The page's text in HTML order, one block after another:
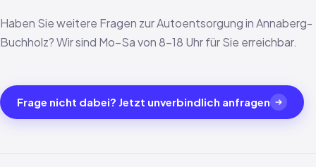
Haben Sie weitere Fragen zur Autoentsorgung in Annaberg-
Buchholz? Wir sind Mo–Sa von 8–18 Uhr für Sie erreichbar.
Frage nicht dabei? Jetzt unverbindlich anfragen